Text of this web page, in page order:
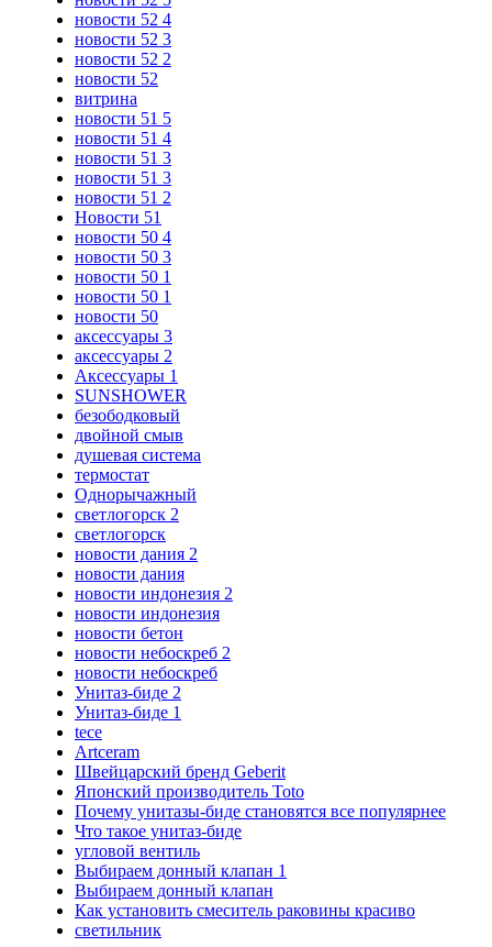
новости 52 4
новости 52 3
новости 52 2
новости 52
витрина
новости 51 5
новости 51 4
новости 51 3
новости 51 3
новости 51 2
Новости 51
новости 50 4
новости 50 3
новости 50 1
новости 50 1
новости 50
аксессуары 3
аксессуары 2
Аксессуары 1
SUNSHOWER
безободковый
двойной смыв
душевая система
термостат
Однорычажный
светлогорск 2
светлогорск
новости дания 2
новости дания
новости индонезия 2
новости индонезия
новости бетон
новости небоскреб 2
новости небоскреб
Унитаз-биде 2
Унитаз-биде 1
tece
Artceram
Швейцарский бренд Geberit
Японский производитель Toto
Почему унитазы-биде становятся все популярнее
Что такое унитаз-биде
угловой вентиль
Выбираем донный клапан 1
Выбираем донный клапан
Как установить смеситель раковины красиво
светильник